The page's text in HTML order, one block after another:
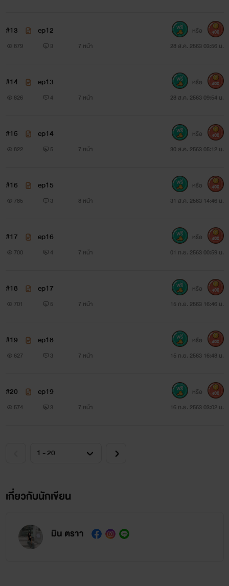
#13 ep12
879 3 7 หน้า 28 ส.ค. 2563 03:56 น.
หรือ 400
#14 ep13
826 4 7 หน้า 28 ส.ค. 2563 09:54 น.
หรือ 400
#15 ep14
822 5 7 หน้า 30 ส.ค. 2563 05:12 น.
หรือ 400
#16 ep15
785 3 8 หน้า 31 ส.ค. 2563 14:46 น.
หรือ 400
#17 ep16
700 4 7 หน้า 01 ก.ย. 2563 00:59 น.
หรือ 400
#18 ep17
701 5 7 หน้า 15 ก.ย. 2563 16:46 น.
หรือ 400
#19 ep18
627 3 7 หน้า 15 ก.ย. 2563 16:48 น.
หรือ 400
#20 ep19
574 3 7 หน้า 16 ก.ย. 2563 03:02 น.
หรือ 400
เกี่ยวกับนักเขียน
มิน ตราา